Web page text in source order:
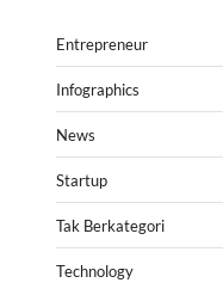
Entrepreneur
Infographics
News
Startup
Tak Berkategori
Technology